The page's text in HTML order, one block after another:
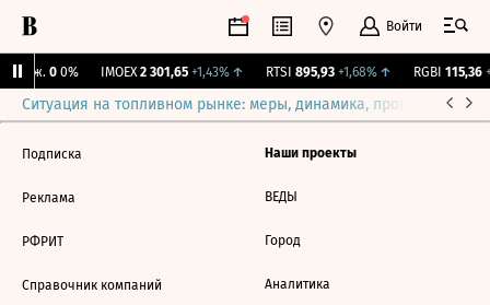
Войти
Бирж. 0 0% IMOEX 2 301,65 +1,43%↑ RTSI 895,93 +1,68%↑ RGBI 115,36
Ситуация на топливном рынке: меры, динамика, прогнозы
Подписка
Реклама
РФРИТ
Справочник компаний
Наши проекты
ВЕДЫ
Город
Аналитика